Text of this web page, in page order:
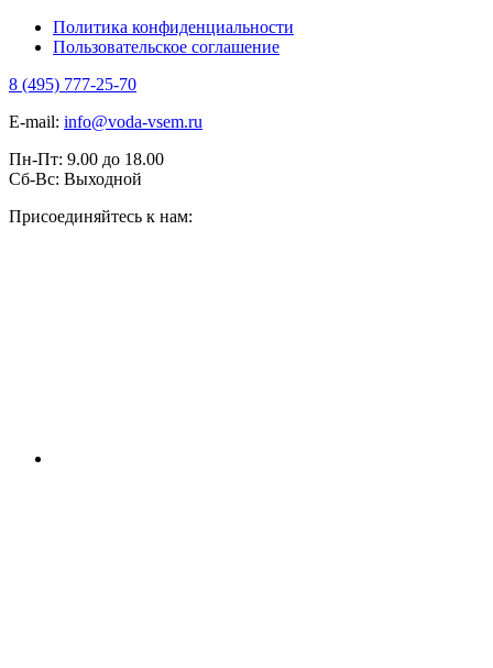
Политика конфиденциальности
Пользовательское соглашение
8 (495) 777-25-70
E-mail: info@voda-vsem.ru
Пн-Пт: 9.00 до 18.00
Сб-Вс: Выходной
Присоединяйтесь к нам: